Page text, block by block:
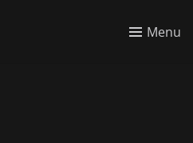
Menu